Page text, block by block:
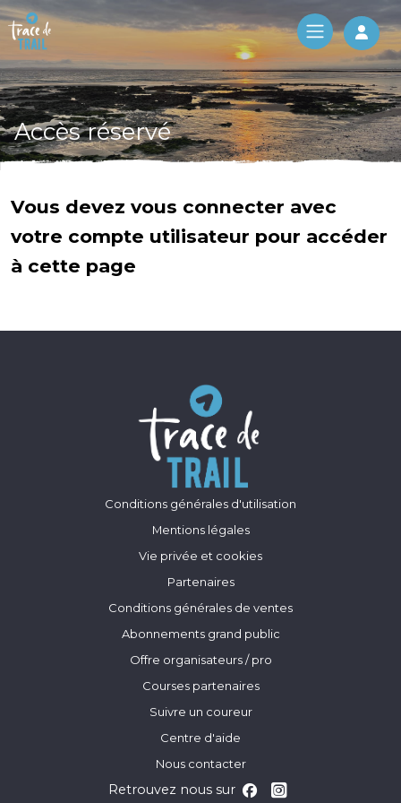
Log
Accès réservé
Vous devez vous connecter avec
votre compte utilisateur pour accéder
à cette page
Conditions générales d'utilisation
Mentions légales
Vie privée et cookies
Partenaires
Conditions générales de ventes
Abonnements grand public
Offre organisateurs / pro
Courses partenaires
Suivre un coureur
Centre d'aide
Nous contacter
Retrouvez nous sur